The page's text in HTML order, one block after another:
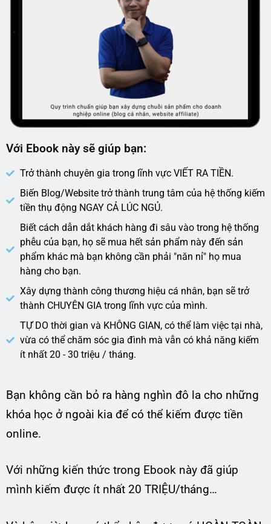
Với Ebook này sẽ giúp bạn:
Trở thành chuyên gia trong lĩnh vực VIẾT RA TIỀN.
Biến Blog/Website trở thành trung tâm của hệ thống kiếm
tiền thụ động NGAY CẢ LÚC NGỦ.
Biết cách dẫn dắt khách hàng đi sâu vào trong hệ thống
phễu của bạn, họ sẽ mua hết sản phẩm này đến sản
phẩm khác mà bạn không cần phải "năn nỉ" họ mua
hàng cho bạn.
Xây dựng thành công thương hiệu cá nhân, bạn sẽ trở
thành CHUYÊN GIA trong lĩnh vực của mình.
TỰ DO thời gian và KHÔNG GIAN, có thể làm việc tại nhà,
vừa có thể chăm sóc gia đình mà vẫn có khả năng kiếm
ít nhất 20 - 30 triệu / tháng.
Bạn không cần bỏ ra hàng nghìn đô la cho những
khóa học ở ngoài kia để có thể kiếm được tiền
online.
Với những kiến thức trong Ebook này đã giúp
mình kiếm được ít nhất 20 TRIỆU/tháng…